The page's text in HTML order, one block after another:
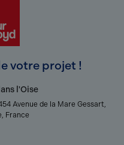
votre projet !
l'Oise
Avenue de la Mare Gessart,
France